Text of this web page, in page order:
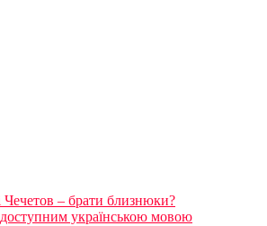
– брати близнюки?
українською мовою